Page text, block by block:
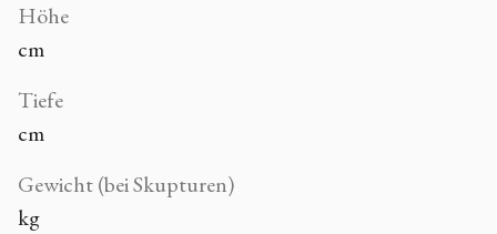
Höhe
cm
Tiefe
cm
Gewicht (bei Skupturen)
kg